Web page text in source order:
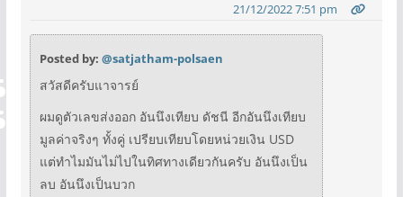
21/12/2022 7:51 pm
Posted by: @satjatham-polsaen
สวัสดีครับแาจารย์
ผมดูตัวเลขส่งออก อันนึงเทียบ ดัชนี อีกอันนึงเทียบ
มูลค่าจริงๆ ทั้งคู่ เปรียบเทียบโดยหน่วยเงิน USD
แต่ทำไมมันไม่ไปในทิศทางเดียวกันครับ อันนึงเป็น
ลบ อันนึงเป็นบวก